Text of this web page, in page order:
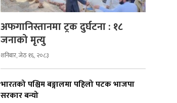
अफगानिस्तानमा ट्रक दुर्घटना : १८
जनाको मृत्यु
शनिबार, जेठ १६, २०८३
भारतको पश्चिम बङ्गालमा पहिलो पटक भाजपा
सरकार बन्यो